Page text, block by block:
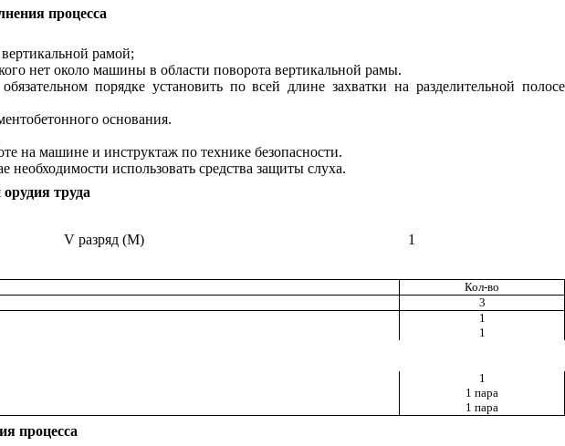
процесса
рамой;
нет около машины в области поворота вертикальной рамы.
порядке установить по всей длине захватки на разделительной полосе
основания.
на машине и инструктаж по технике безопасности.
использовать средства защиты слуха.
труда
V разряд (М)
1
Кол-во
3
1
1
1
1 пара
1 пара
процесса